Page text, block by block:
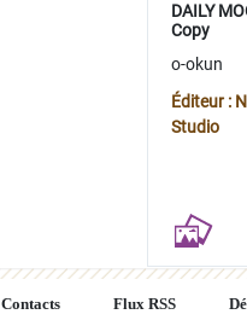
DAILY
Copy
o-okun
Éditeur :
Studio
Contacts Flux RSS